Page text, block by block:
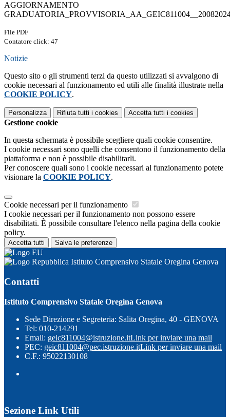
AGGIORNAMENTO
File PDF
Contatore click: 47
Notizie
Questo sito o gli strumenti terzi da questo utilizzati si avvalgono di
cookie necessari al funzionamento ed utili alle finalità illustrate nella
COOKIE POLICY.
Personalizza Rifiuta tutti i cookies Accetta tutti i cookies
Gestione cookie
In questa schermata è possibile scegliere quali cookie consentire.
I cookie necessari sono quelli che consentono il funzionamento della
piattaforma e non è possibile disabilitarli.
Per conoscere quali sono i cookie necessari al funzionamento potete
visionare la COOKIE POLICY.
Cookie necessari per il funzionamento
I cookie necessari per il funzionamento non possono essere
disabilitati. È possibile consultare l'elenco nella pagina della cookie
policy.
Accetta tutti Salva le preferenze
Istituto Comprensivo Statale Oregina Genova
Contatti
Istituto Comprensivo Statale Oregina Genova
Sede Direzione e Segreteria: Salita Oregina, 40 - GENOVA
Tel: 010-214291
Email: geic811004@istruzione.itLink per inviare una mail
PEC: geic811004@pec.istruzione.itLink per inviare una mail
C.F.: 95022130108
Sezione Link Utili